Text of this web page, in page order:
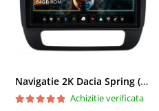
Navigatie 2K Dacia Spring (2021- Prezent), Android, S-Quadcore / 4GB RAM + 64GB ROM, 9.5 Inch - AD-BGS90042K+AD-BGRKIT366V4s
Achizitie verificata